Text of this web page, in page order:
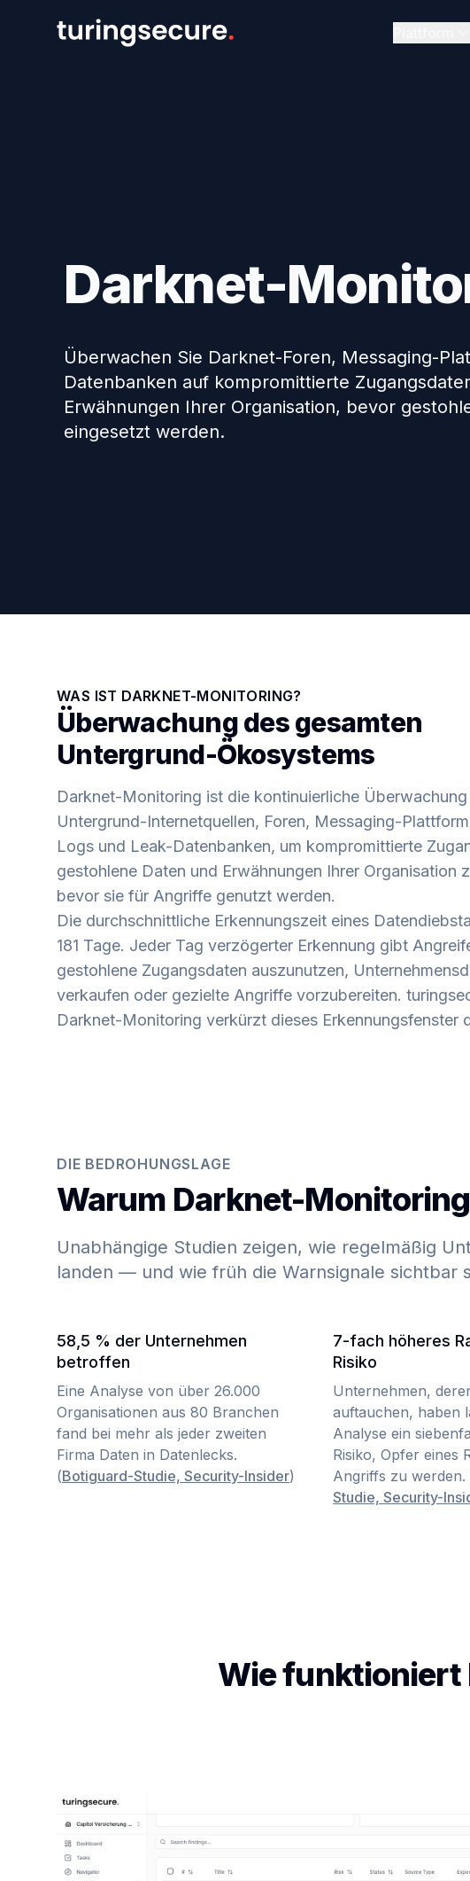
Darknet-
Überwachen Sie Darknet-Foren, Messaging-
Datenbanken auf kompromittierte
Erwähnungen Ihrer Organisation, bevor
eingesetzt werden.
WAS IST DARKNET-MONITORING?
Überwachung des gesamten
Untergrund-Ökosystems
Darknet-Monitoring ist die kontinuierliche
Untergrund-Internetquellen, Foren, Messaging-
Logs und Leak-Datenbanken, um kompromittierte
gestohlene Daten und Erwähnungen Ihrer Organisation
bevor sie für Angriffe genutzt werden.
Die durchschnittliche Erkennungszeit eines
181 Tage. Jeder Tag verzögerter Erkennung gibt
gestohlene Zugangsdaten auszunutzen,
verkaufen oder gezielte Angriffe vorzubereiten.
Darknet-Monitoring verkürzt dieses Erkennungsfenster
DIE BEDROHUNGSLAGE
Warum Darknet-
Unabhängige Studien zeigen, wie regelmäßig
landen — und wie früh die Warnsignale sichtbar
58,5 % der Unternehmen
betroffen
Eine Analyse von über 26.000
Organisationen aus 80 Branchen
fand bei mehr als jeder zweiten
Firma Daten in Datenlecks.
(Botiguard-Studie, Security-Insider)
7-fach höheres
Risiko
Unternehmen,
auftauchen, haben
Analyse ein
Risiko, Opfer eines
Angriffs zu werden.
Studie, Security-
Wie funktioniert